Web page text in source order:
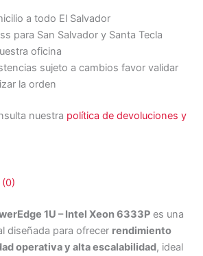
a todo El Salvador
para San Salvador y Santa Tecla
oficina
sujeto a cambios favor validar
la orden
nuestra política de devoluciones y
1U – Intel Xeon 6333P es una
diseñada para ofrecer rendimiento
operativa y alta escalabilidad, ideal